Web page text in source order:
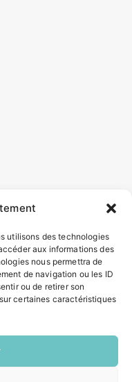
utilisons des technologies
aux informations des
nous permettra de
de navigation ou les ID
ou de retirer son
certaines caractéristiques